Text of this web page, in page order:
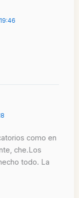
como en
che.Los
todo. La